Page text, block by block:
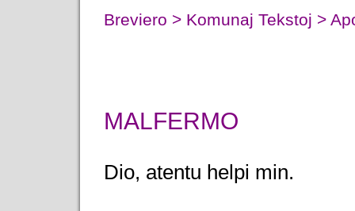
Breviero > Komunaj Tekstoj >
MALFERMO
Dio, atentu helpi min.